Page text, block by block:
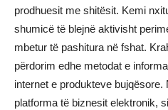
prodhuesit me shitësit. Kemi
shumicë të blejnë aktivisht
mbetur të pashitura në fshat.
përdorim edhe metodat e
internet e produkteve bujqësore.
platforma të biznesit elektronik, si